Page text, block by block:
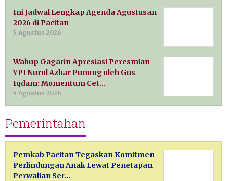
Ini Jadwal Lengkap Agenda Agustusan
2026 di Pacitan
5 Agustus 2026
Wabup Gagarin Apresiasi Peresmian
YPI Nurul Azhar Punung oleh Gus
Iqdam: Momentum Cet…
5 Agustus 2026
Pemerintahan
Pemkab Pacitan Tegaskan Komitmen
Perlindungan Anak Lewat Penetapan
Perwalian Ser…